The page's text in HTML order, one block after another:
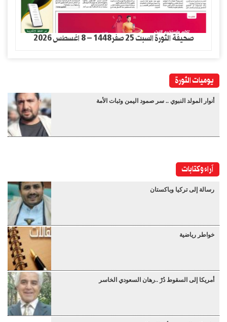
صحيفة الثورة السبت 25 صفر1448 – 8 اغسطس 2026
يوميات الثورة
أنوار المولد النبوي .. سر صمود اليمن وثبات الأمة
آراء وكتابات
رسالة إلى تركيا وباكستان
خواطر رياضية
أمريكا إلى السقوط دُرْ ..رهان السعودي الخاسر